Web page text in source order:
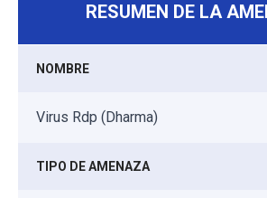
RESUMEN DE LA
NOMBRE
Virus Rdp (Dharma)
TIPO DE AMENAZA